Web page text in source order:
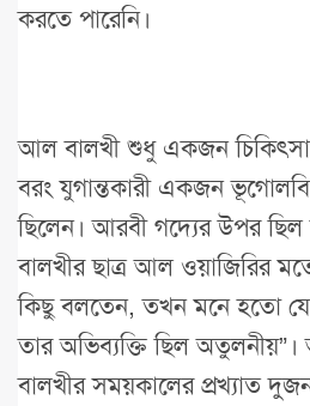
করতে পারেনি।
আল বালখী শুধু একজন চিকিৎসা
বরং যুগান্তকারী একজন
ছিলেন। আরবী গদ্যের উপর ছিল
বালখীর ছাত্র আল ওয়াজিরির
কিছু বলতেন, তখন মনে হতো
তার অভিব্যক্তি ছিল
বালখীর সময়কালের প্রখ্যাত